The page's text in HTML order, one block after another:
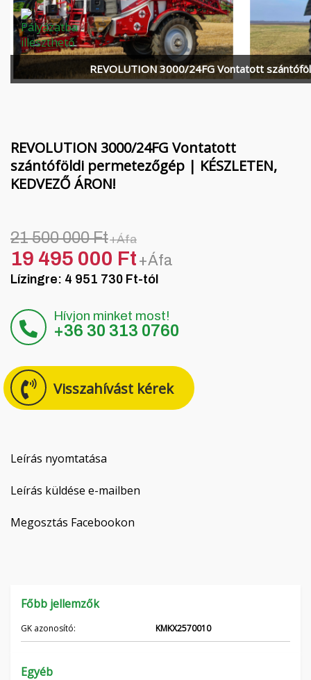
QUIVOGNE talajmunkagépek
LETÁK-LEKO talajmunkagépek
Karrier
Rólunk
Română
Čeština
Nederlands
Français
Українська
REVOLUTION 3000/24FG Vontatott
REVOLUTION 3000/24FG Vontatott
szántóföldi permetezőgép | KÉSZLETEN,
KEDVEZŐ ÁRON!
21 500 000 Ft+Áfa
19 495 000 Ft +Áfa
Lízingre: 4 951 730 Ft-tól
Hívjon minket most!
+36 30 313 0760
Visszahívást kérek
Leírás nyomtatása
Leírás küldése e-mailben
Megosztás Facebookon
Főbb jellemzők
GK azonosító: KMKX2570010
Egyéb